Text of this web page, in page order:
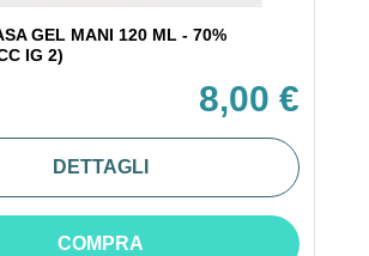
GEL MANI 120 ML - 70%
IG 2)
8,00 €
DETTAGLI
COMPRA